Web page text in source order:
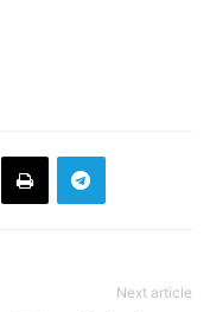
Next article